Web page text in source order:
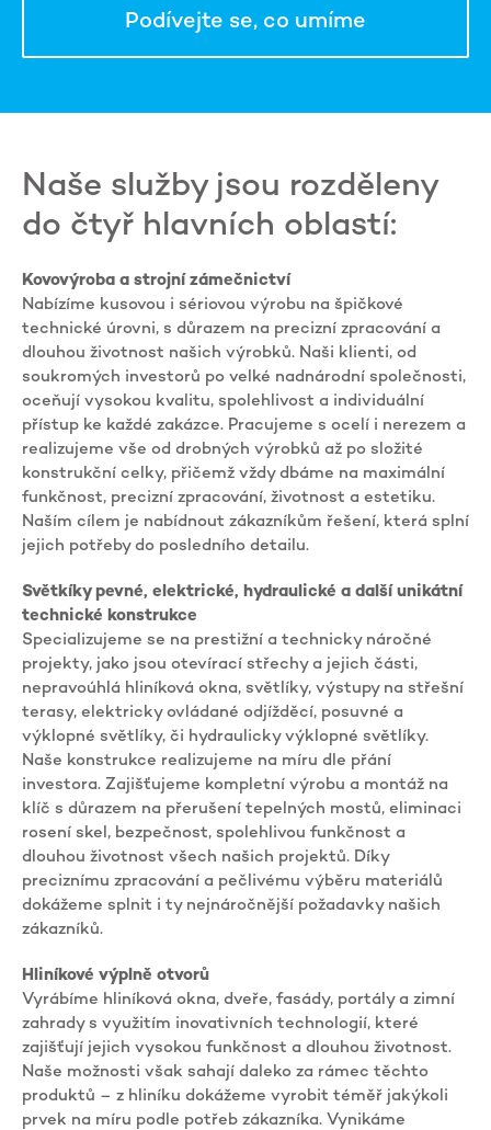
Podívejte se, co umíme
Naše služby jsou rozděleny
do čtyř hlavních oblastí:
Kovovýroba a strojní zámečnictví
Nabízíme kusovou i sériovou výrobu na špičkové
technické úrovni, s důrazem na precizní zpracování a
dlouhou životnost našich výrobků. Naši klienti, od
soukromých investorů po velké nadnárodní společnosti,
oceňují vysokou kvalitu, spolehlivost a individuální
přístup ke každé zakázce. Pracujeme s ocelí i nerezem a
realizujeme vše od drobných výrobků až po složité
konstrukční celky, přičemž vždy dbáme na maximální
funkčnost, precizní zpracování, životnost a estetiku.
Naším cílem je nabídnout zákazníkům řešení, která splní
jejich potřeby do posledního detailu.
Světkíky pevné, elektrické, hydraulické a další unikátní
technické konstrukce
Specializujeme se na prestižní a technicky náročné
projekty, jako jsou otevírací střechy a jejich části,
nepravoúhlá hliníková okna, světlíky, výstupy na střešní
terasy, elektricky ovládané odjížděcí, posuvné a
výklopné světlíky, či hydraulicky výklopné světlíky.
Naše konstrukce realizujeme na míru dle přání
investora. Zajišťujeme kompletní výrobu a montáž na
klíč s důrazem na přerušení tepelných mostů, eliminaci
rosení skel, bezpečnost, spolehlivou funkčnost a
dlouhou životnost všech našich projektů. Díky
preciznímu zpracování a pečlivému výběru materiálů
dokážeme splnit i ty nejnáročnější požadavky našich
zákazníků.
Hliníkové výplně otvorů
Vyrábíme hliníková okna, dveře, fasády, portály a zimní
zahrady s využitím inovativních technologií, které
zajišťují jejich vysokou funkčnost a dlouhou životnost.
Naše možnosti však sahají daleko za rámec těchto
produktů – z hliníku dokážeme vyrobit téměř jakýkoli
prvek na míru podle potřeb zákazníka. Vynikáme